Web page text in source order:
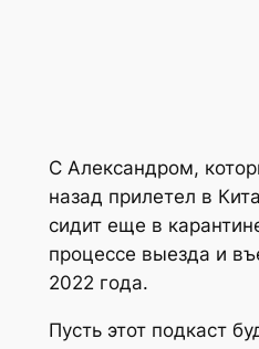
С Александром,
назад прилетел в
сидит еще в
процессе выезда и
2022 года.
Пусть этот подкаст